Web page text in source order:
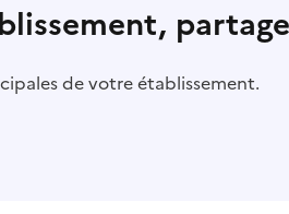
de votre établissement.